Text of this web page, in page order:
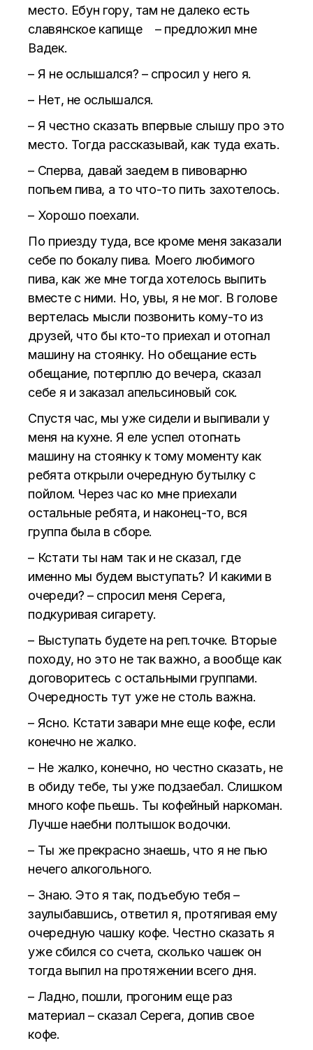
место. Ебун гору, там не далеко есть
славянское капище – предложил мне
Вадек.
– Я не ослышался? – спросил у него я.
– Нет, не ослышался.
– Я честно сказать впервые слышу про это
место. Тогда рассказывай, как туда ехать.
– Сперва, давай заедем в пивоварню
попьем пива, а то что-то пить захотелось.
– Хорошо поехали.
По приезду туда, все кроме меня заказали
себе по бокалу пива. Моего любимого
пива, как же мне тогда хотелось выпить
вместе с ними. Но, увы, я не мог. В голове
вертелась мысли позвонить кому-то из
друзей, что бы кто-то приехал и отогнал
машину на стоянку. Но обещание есть
обещание, потерплю до вечера, сказал
себе я и заказал апельсиновый сок.
Спустя час, мы уже сидели и выпивали у
меня на кухне. Я еле успел отогнать
машину на стоянку к тому моменту как
ребята открыли очередную бутылку с
пойлом. Через час ко мне приехали
остальные ребята, и наконец-то, вся
группа была в сборе.
– Кстати ты нам так и не сказал, где
именно мы будем выступать? И какими в
очереди? – спросил меня Серега,
подкуривая сигарету.
– Выступать будете на реп.точке. Вторые
походу, но это не так важно, а вообще как
договоритесь с остальными группами.
Очередность тут уже не столь важна.
– Ясно. Кстати завари мне еще кофе, если
конечно не жалко.
– Не жалко, конечно, но честно сказать, не
в обиду тебе, ты уже подзаебал. Слишком
много кофе пьешь. Ты кофейный наркоман.
Лучше наебни полтышок водочки.
– Ты же прекрасно знаешь, что я не пью
нечего алкогольного.
– Знаю. Это я так, подъебую тебя –
заулыбавшись, ответил я, протягивая ему
очередную чашку кофе. Честно сказать я
уже сбился со счета, сколько чашек он
тогда выпил на протяжении всего дня.
– Ладно, пошли, прогоним еще раз
материал – сказал Серега, допив свое
кофе.